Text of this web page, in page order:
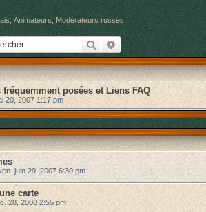
, Animateurs,Modérateurs russes
RechercherRecherche avancée
fréquemment posées et Liens FAQ
20, 2007 1:17 pm
juin 29, 2007 6:30 pm
carte
28, 2008 2:55 pm